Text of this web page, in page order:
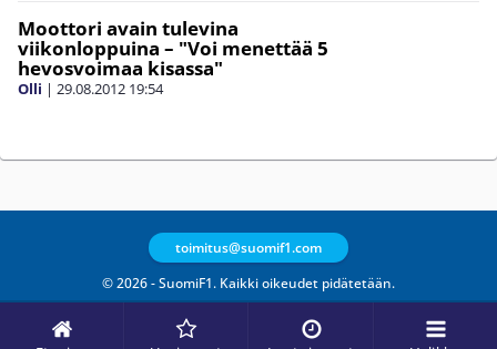
Moottori avain tulevina
viikonloppuina – "Voi menettää 5
hevosvoimaa kisassa"
Olli | 29.08.2012 19:54
© 2026 - SuomiF1. Kaikki oikeudet pidätetään.
toimitus@suomif1.com